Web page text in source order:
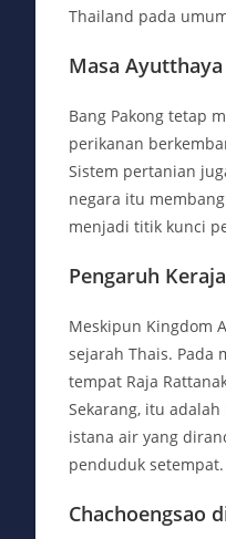
Thailand pada
Masa Ayutthaya
Bang Pakong tetap
perikanan
Sistem pertanian
negara itu
menjadi titik kunci
Pengaruh
Meskipun Kingdom
sejarah Thais. Pada
tempat Raja
Sekarang, itu
istana air yang
penduduk setempat.
Chachoengsao